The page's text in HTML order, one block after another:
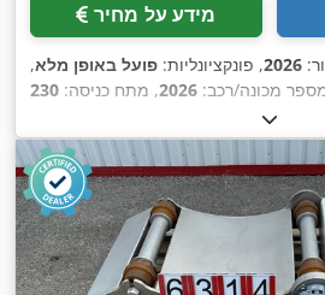
מידע על מחיר
2026, פונקציונליות: פועל באופן מלא,
מכונה/רכב: 2026, מתח כניסה:
, רוחב כולל:
, גובה כולל:280 מ"מ
זרם כניסה:מזגן, רוחב מסוע:180 מ"מ